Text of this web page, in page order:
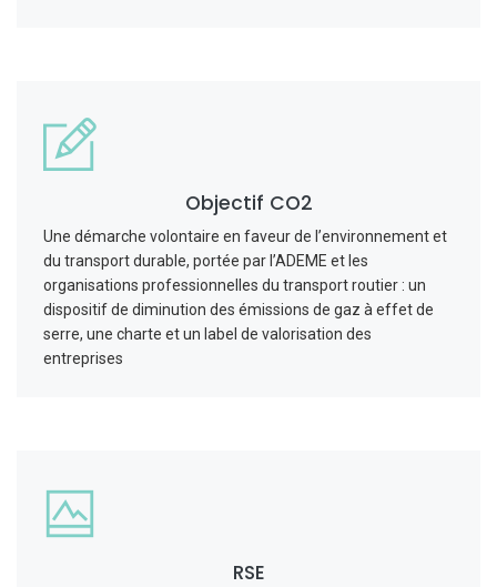
Objectif CO2
Une démarche volontaire en faveur de l’environnement et
du transport durable, portée par l’ADEME et les
organisations professionnelles du transport routier : un
dispositif de diminution des émissions de gaz à effet de
serre, une charte et un label de valorisation des
entreprises
RSE